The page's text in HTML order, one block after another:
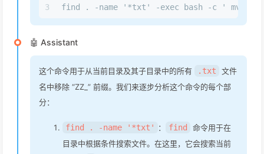
3
find . -name '*txt' -exec bash -c ' mv
🤖 Assistant
这个命令用于从当前目录及其子目录中的所有 .txt
文件
名中移除 “ZZ_” 前缀。我们来逐步分析这个命令的每个部
分：
find . -name '*txt' ： find
命令用于在
目录中根据条件搜索文件。在这里，它会搜索当前